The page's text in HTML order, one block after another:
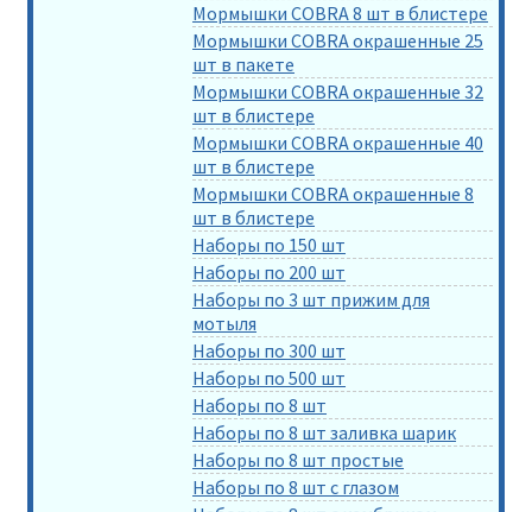
Мормышки COBRA 8 шт в блистере
Мормышки COBRA окрашенные 25
шт в пакете
Мормышки COBRA окрашенные 32
шт в блистере
Мормышки COBRA окрашенные 40
шт в блистере
Мормышки COBRA окрашенные 8
шт в блистере
Наборы по 150 шт
Наборы по 200 шт
Наборы по 3 шт прижим для
мотыля
Наборы по 300 шт
Наборы по 500 шт
Наборы по 8 шт
Наборы по 8 шт заливка шарик
Наборы по 8 шт простые
Наборы по 8 шт с глазом